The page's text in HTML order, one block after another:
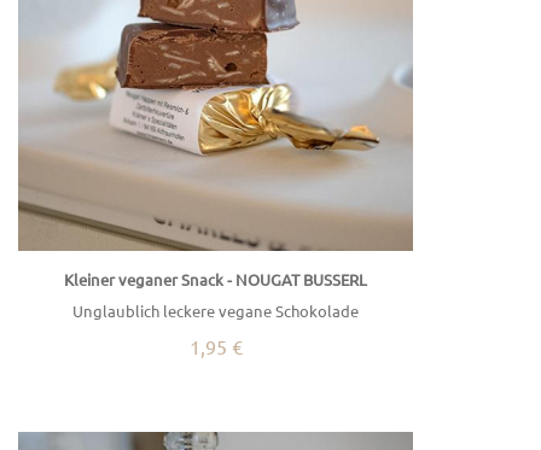
Kleiner veganer Snack - NOUGAT BUSSERL
Unglaublich leckere vegane Schokolade
1,95 €